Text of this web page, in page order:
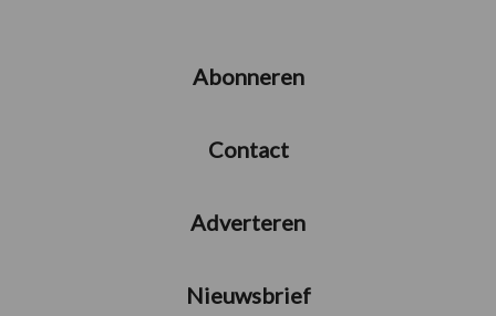
Abonneren
Contact
Adverteren
Nieuwsbrief